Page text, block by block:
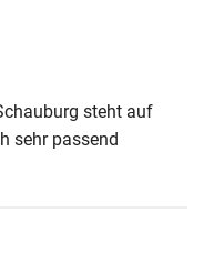
steht auf
sehr passend